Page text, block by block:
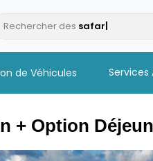
Rechercher des
de Véhicules Services
+ Option